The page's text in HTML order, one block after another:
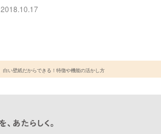
2018.10.17
白い壁紙だからできる！特徴や機能の活かし方